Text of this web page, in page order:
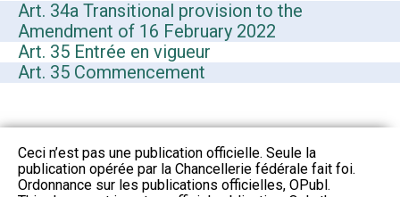
Art. 34a Transitional provision to the
Amendment of 16 February 2022
Art. 35 Entrée en vigueur
Art. 35 Commencement
Ceci n’est pas une publication officielle. Seule la
publication opérée par la Chancellerie fédérale fait foi.
Ordonnance sur les publications officielles, OPubl.